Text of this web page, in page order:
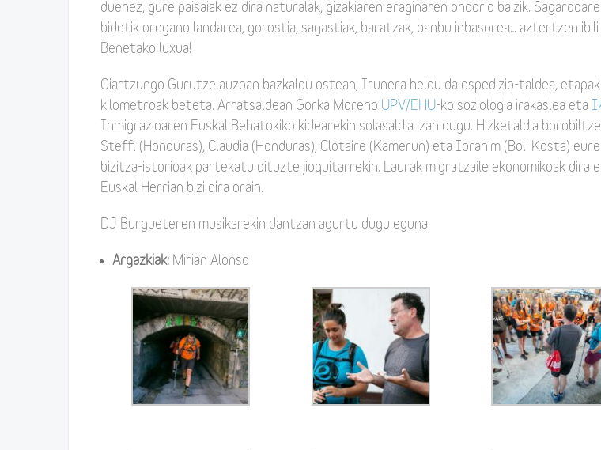
duenez, gure paisaiak ez dira naturalak, gizakiaren eraginaren ondorio baizik.
bidetik oregano landarea, gorostia, sagastiak, baratzak, banbu inbasorea… aztertzen ibili
Benetako luxua!
Oiartzungo Gurutze auzoan bazkaldu ostean, Irunera heldu da espedizio-taldea,
kilometroak beteta. Arratsaldean Gorka Moreno UPV/EHU-ko soziologia irakaslea eta
Inmigrazioaren Euskal Behatokiko kidearekin solasaldia izan dugu. Hizketaldia
Steffi (Honduras), Claudia (Honduras), Clotaire (Kamerun) eta Ibrahim (Boli Kosta)
bizitza-istorioak partekatu dituzte jioquitarrekin. Laurak migratzaile ekonomikoak dira
Euskal Herrian bizi dira orain.
DJ Burgueteren musikarekin dantzan agurtu dugu eguna.
Argazkiak: Mirian Alonso